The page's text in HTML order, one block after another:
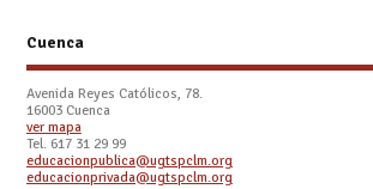
Cuenca
Avenida Reyes Católicos, 78.
16003 Cuenca
ver mapa
Tel. 617 31 29 99
educacionpublica@ugtspclm.org
educacionprivada@ugtspclm.org